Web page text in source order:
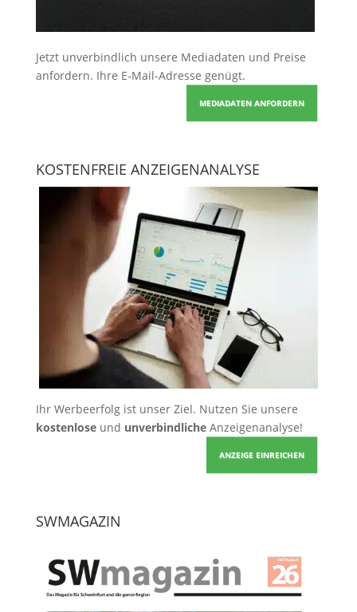
Jetzt unverbindlich unsere Mediadaten und Preise
anfordern. Ihre E-Mail-Adresse genügt.
MEDIADATEN ANFORDERN
KOSTENFREIE ANZEIGENANALYSE
Ihr Werbeerfolg ist unser Ziel. Nutzen Sie unsere
kostenloseund unverbindlicheAnzeigenanalyse!
ANZEIGE EINREICHEN
SWMAGAZIN